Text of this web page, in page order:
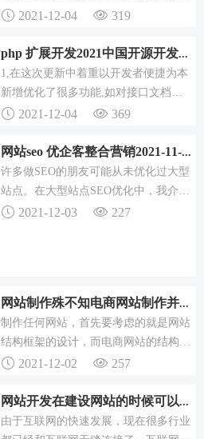
护商城平台程序，处理反馈回来的系统
一般比较少，因为大多数企业网站建设
办法完成网站的后期修改和完善。而有
技术能力的用户大多数都会选择自己完
成企业网站制作，并不会找腾云网络。
所以企业建网站之前最好能够确定好一
2021-12-04 319
php 扩展开发2021中国开源开发者问卷启动|填问卷送好礼
1,在这次更新中着重以开发者便捷为本
新增优化了很多功能,如对接口文档添
加了各项重要功能可以直接在文档页面
序共各位开发人员使用,官方开源项目-
Blog也在如火如荼的进行中,总的来说
进入了百花齐放的阶段,让我们看看这
次又能为你带什么什么惊喜吧~基于老
2021-12-04 369
网站seo 优企客整合营销2021-11-23大型站点SE
许多做SEO的朋友可能从未优化过大型
站点。在大型站点SEO优化中，我介绍
了五个方面的要点：大型网站一般单日
站的收录度。此次搜索聚合之前有一篇
专门写了一篇文章，...
2021-12-03 227
网站制作殊不知电商网站制作并非易事的注意事项有哪些？(图)制
制作任何网站，首先要考虑的就是网站
结构框架的设计，而电商网站的结构设
计必须满足这样几点要求。有些企业为
的，这是非常不友好的，因为网站在制
作后都是需要进行推广营销的，而各类
2021-12-02 257
网站开发在建设网站的时候可以做一个详细一点开发网易公开课网站
由于互联网的快速发展，现在很多行业